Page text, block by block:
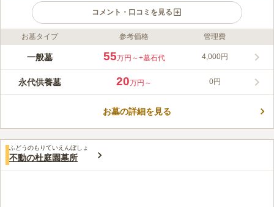
コメント・口コミを見る
ライフドット編集部のコメント
緑に囲まれたロケーションにあって、開放感があり見晴らしも最
す。宗教不問ですので、誰でも気軽に利用可能です。霊園内は平
坦な構造であり、参道も広めに確保されているので、バリアフリ
施などの費用も考慮する必要はありません。
みんなの評価
2.9 口コミ6件
50代男性
行く前にあらかじめ用意していくので、現地での調達はしない。
どこもそうだが、値段が高いのがわかっているので。
お墓タイプ 参考価格 管理費
一般墓 55万円～+墓石代 4,000円
永代供養墓 20万円～ 0円
お墓の詳細を見る
ふどうのもりていえんぼしょ
不動の杜庭園墓所